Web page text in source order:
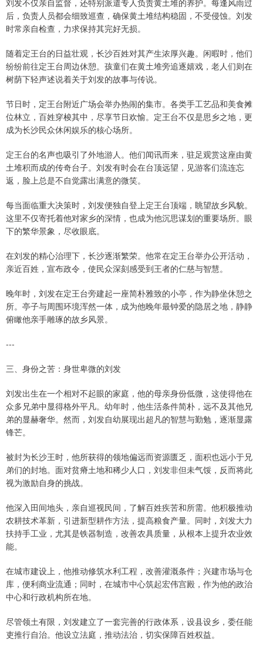
刘发不仅亲自监督，还特别派遣专人负责黄土堆的养护。每逢风雨过
后，负责人员都会细致巡查，确保黄土堆结构稳固，不受侵蚀。刘发
时常亲自检查，力求保持其完好无损。
随着定王台的日益壮观，长沙百姓对其产生浓厚兴趣。闲暇时，他们
纷纷前往定王台周边休憩。孩童们在黄土堆旁追逐嬉戏，老人们则在
树荫下轻声述说着关于刘发的故事与传说。
节日时，定王台附近广场会举办热闹的集市。各类手工艺品和美食摊
位林立，百姓穿梭其中，尽享节日欢愉。定王台不仅是思乡之地，更
成为长沙民众休闲娱乐的核心场所。
定王台的名声也吸引了外地游人。他们闻讯而来，驻足观赏这座由黄
土堆积而成的传奇台子。刘发有时会在台顶远望，见游客们流连忘
返，脸上总是不自觉露出满意的微笑。
每当面临重大决策时，刘发便独自登上定王台顶端，眺望故乡风貌。
这里不仅寄托着他对家乡的深情，也成为他沉思谋划的重要场所。眼
下的繁华景象，尽收眼底。
在刘发的精心治理下，长沙逐渐繁荣。他常在定王台举办公开活动，
亲近百姓，宣布政令，使民众深刻感受到王者的仁慈与智慧。
晚年时，刘发在定王台旁建起一座简朴雅致的小亭，作为静坐休憩之
所。亭子与周围环境浑然一体，成为他晚年最钟爱的隐居之地，静静
俯瞰他亲手雕琢的故乡风景。
---
三、身份之苦：身世卑微的刘发
刘发出生在一个相对不起眼的家庭，他的母亲身份低微，这使得他在
众多兄弟中显得格外平凡。幼年时，他生活条件简朴，远不及其他兄
弟的显赫奢华。然而，刘发自幼展现出超凡的智慧与勤勉，逐渐显露
锋芒。
被封为长沙王时，他所获得的领地偏远而资源匮乏，面积也远小于兄
弟们的封地。面对贫瘠土地和稀少人口，刘发非但未气馁，反而将此
视为激励自身的挑战。
他深入田间地头，亲自巡视民间，了解百姓疾苦和所需。他积极推动
农耕技术革新，引进新型耕作方法，提高粮食产量。同时，刘发大力
扶持手工业，尤其是铁器制造，改善农具质量，从根本上提升农业效
能。
在城市建设上，他推动修筑水利工程，改善灌溉条件；兴建市场与仓
库，便利商业流通；同时，在城市中心筑起宏伟宫殿，作为他的政治
中心和行政机构所在地。
尽管领土有限，刘发建立了一套完善的行政体系，设县设乡，委任能
吏推行自治。他设立法庭，推动法治，切实保障百姓权益。